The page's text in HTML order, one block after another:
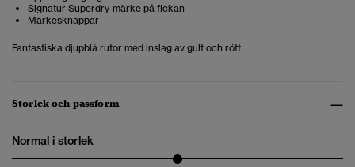
Signatur Superdry-märke på fickan
Märkesknappar
Fantastiska djupblå rutor med inslag av gult och rött.
Storlek och passform
Normal i storlek